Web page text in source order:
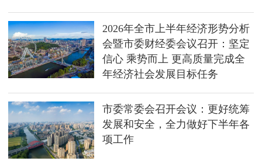
2026年全市上半年经济形势分析
会暨市委财经委会议召开：坚定
信心 乘势而上 更高质量完成全
年经济社会发展目标任务
市委常委会召开会议：更好统筹
发展和安全，全力做好下半年各
项工作